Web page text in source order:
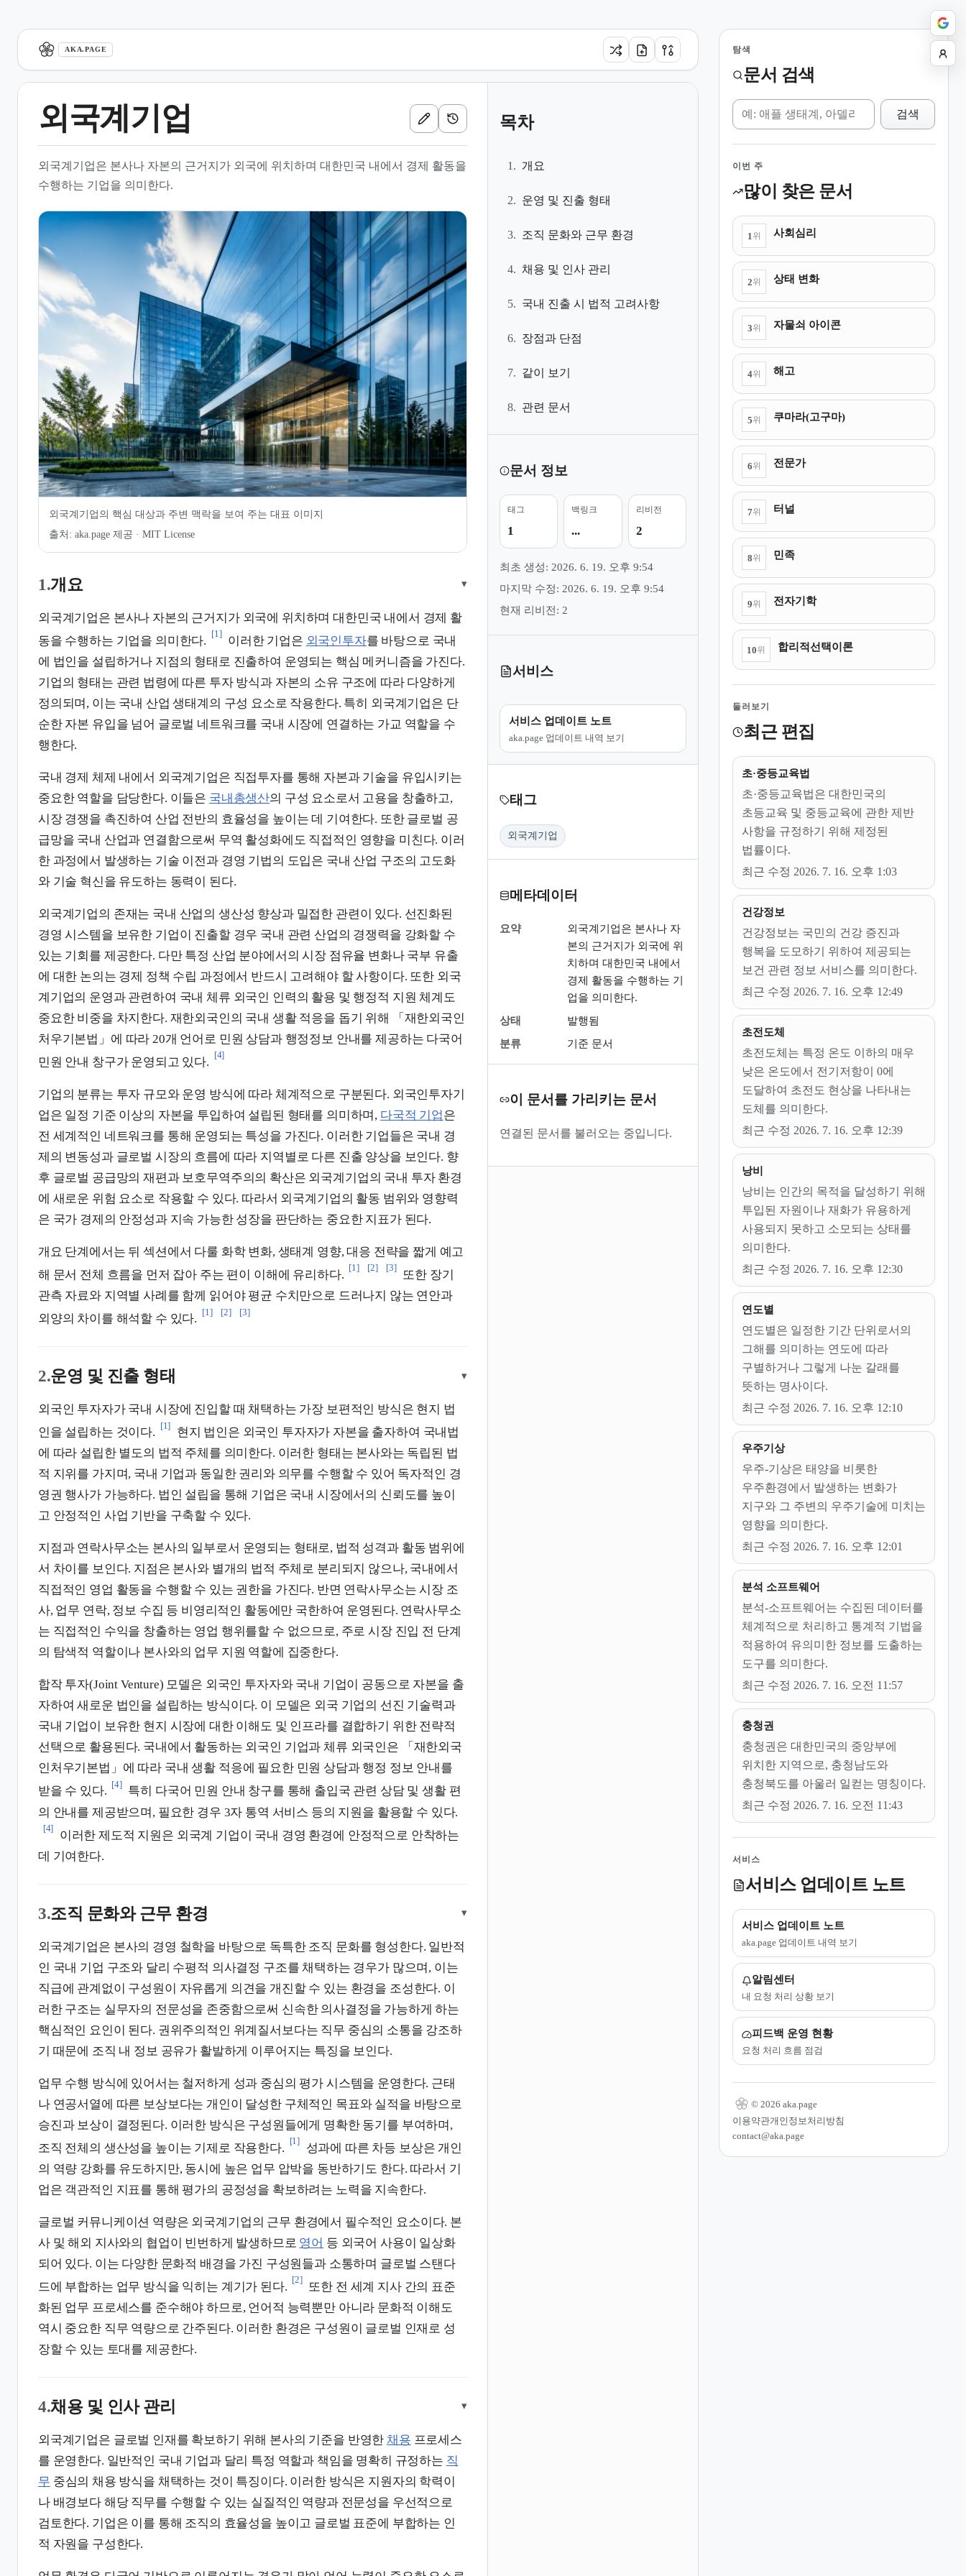
AKA.PAGE
외국계기업
외국계기업은 본사나 자본의 근거지가 외국에 위치하며 대한민국 내에서 경제 활동을
수행하는 기업을 의미한다.
외국계기업의 핵심 대상과 주변 맥락을 보여 주는 대표 이미지
출처: aka.page 제공 · MIT License
1.개요 ▾
외국계기업은 본사나 자본의 근거지가 외국에 위치하며 대한민국 내에서 경제 활
동을 수행하는 기업을 의미한다.
[1]
이러한 기업은 외국인투자를 바탕으로 국내
에 법인을 설립하거나 지점의 형태로 진출하여 운영되는 핵심 메커니즘을 가진다.
기업의 형태는 관련 법령에 따른 투자 방식과 자본의 소유 구조에 따라 다양하게
정의되며, 이는 국내 산업 생태계의 구성 요소로 작용한다. 특히 외국계기업은 단
순한 자본 유입을 넘어 글로벌 네트워크를 국내 시장에 연결하는 가교 역할을 수
행한다.
국내 경제 체제 내에서 외국계기업은 직접투자를 통해 자본과 기술을 유입시키는
중요한 역할을 담당한다. 이들은 국내총생산의 구성 요소로서 고용을 창출하고,
시장 경쟁을 촉진하여 산업 전반의 효율성을 높이는 데 기여한다. 또한 글로벌 공
급망을 국내 산업과 연결함으로써 무역 활성화에도 직접적인 영향을 미친다. 이러
한 과정에서 발생하는 기술 이전과 경영 기법의 도입은 국내 산업 구조의 고도화
와 기술 혁신을 유도하는 동력이 된다.
외국계기업의 존재는 국내 산업의 생산성 향상과 밀접한 관련이 있다. 선진화된
경영 시스템을 보유한 기업이 진출할 경우 국내 관련 산업의 경쟁력을 강화할 수
있는 기회를 제공한다. 다만 특정 산업 분야에서의 시장 점유율 변화나 국부 유출
에 대한 논의는 경제 정책 수립 과정에서 반드시 고려해야 할 사항이다. 또한 외국
계기업의 운영과 관련하여 국내 체류 외국인 인력의 활용 및 행정적 지원 체계도
중요한 비중을 차지한다. 재한외국인의 국내 생활 적응을 돕기 위해 「재한외국인
처우기본법」에 따라 20개 언어로 민원 상담과 행정정보 안내를 제공하는 다국어
민원 안내 창구가 운영되고 있다.
[4]
기업의 분류는 투자 규모와 운영 방식에 따라 체계적으로 구분된다. 외국인투자기
업은 일정 기준 이상의 자본을 투입하여 설립된 형태를 의미하며, 다국적 기업은
전 세계적인 네트워크를 통해 운영되는 특성을 가진다. 이러한 기업들은 국내 경
제의 변동성과 글로벌 시장의 흐름에 따라 지역별로 다른 진출 양상을 보인다. 향
후 글로벌 공급망의 재편과 보호무역주의의 확산은 외국계기업의 국내 투자 환경
에 새로운 위험 요소로 작용할 수 있다. 따라서 외국계기업의 활동 범위와 영향력
은 국가 경제의 안정성과 지속 가능한 성장을 판단하는 중요한 지표가 된다.
개요 단계에서는 뒤 섹션에서 다룰 화학 변화, 생태계 영향, 대응 전략을 짧게 예고
해 문서 전체 흐름을 먼저 잡아 주는 편이 이해에 유리하다.
[1] [2] [3]
또한 장기
관측 자료와 지역별 사례를 함께 읽어야 평균 수치만으로 드러나지 않는 연안과
외양의 차이를 해석할 수 있다.
[1] [2] [3]
2.운영 및 진출 형태 ▾
외국인 투자자가 국내 시장에 진입할 때 채택하는 가장 보편적인 방식은 현지 법
인을 설립하는 것이다.
[1]
현지 법인은 외국인 투자자가 자본을 출자하여 국내법
에 따라 설립한 별도의 법적 주체를 의미한다. 이러한 형태는 본사와는 독립된 법
적 지위를 가지며, 국내 기업과 동일한 권리와 의무를 수행할 수 있어 독자적인 경
영권 행사가 가능하다. 법인 설립을 통해 기업은 국내 시장에서의 신뢰도를 높이
고 안정적인 사업 기반을 구축할 수 있다.
지점과 연락사무소는 본사의 일부로서 운영되는 형태로, 법적 성격과 활동 범위에
서 차이를 보인다. 지점은 본사와 별개의 법적 주체로 분리되지 않으나, 국내에서
직접적인 영업 활동을 수행할 수 있는 권한을 가진다. 반면 연락사무소는 시장 조
사, 업무 연락, 정보 수집 등 비영리적인 활동에만 국한하여 운영된다. 연락사무소
는 직접적인 수익을 창출하는 영업 행위를할 수 없으므로, 주로 시장 진입 전 단계
의 탐색적 역할이나 본사와의 업무 지원 역할에 집중한다.
합작 투자(Joint Venture) 모델은 외국인 투자자와 국내 기업이 공동으로 자본을 출
자하여 새로운 법인을 설립하는 방식이다. 이 모델은 외국 기업의 선진 기술력과
국내 기업이 보유한 현지 시장에 대한 이해도 및 인프라를 결합하기 위한 전략적
선택으로 활용된다. 국내에서 활동하는 외국인 기업과 체류 외국인은 「재한외국
인처우기본법」에 따라 국내 생활 적응에 필요한 민원 상담과 행정 정보 안내를
받을 수 있다.
[4]
특히 다국어 민원 안내 창구를 통해 출입국 관련 상담 및 생활 편
의 안내를 제공받으며, 필요한 경우 3자 통역 서비스 등의 지원을 활용할 수 있다.
[4]
이러한 제도적 지원은 외국계 기업이 국내 경영 환경에 안정적으로 안착하는
데 기여한다.
3.조직 문화와 근무 환경 ▾
외국계기업은 본사의 경영 철학을 바탕으로 독특한 조직 문화를 형성한다. 일반적
인 국내 기업 구조와 달리 수평적 의사결정 구조를 채택하는 경우가 많으며, 이는
직급에 관계없이 구성원이 자유롭게 의견을 개진할 수 있는 환경을 조성한다. 이
러한 구조는 실무자의 전문성을 존중함으로써 신속한 의사결정을 가능하게 하는
핵심적인 요인이 된다. 권위주의적인 위계질서보다는 직무 중심의 소통을 강조하
기 때문에 조직 내 정보 공유가 활발하게 이루어지는 특징을 보인다.
업무 수행 방식에 있어서는 철저하게 성과 중심의 평가 시스템을 운영한다. 근태
나 연공서열에 따른 보상보다는 개인이 달성한 구체적인 목표와 실적을 바탕으로
승진과 보상이 결정된다. 이러한 방식은 구성원들에게 명확한 동기를 부여하며,
조직 전체의 생산성을 높이는 기제로 작용한다.
[1]
성과에 따른 차등 보상은 개인
의 역량 강화를 유도하지만, 동시에 높은 업무 압박을 동반하기도 한다. 따라서 기
업은 객관적인 지표를 통해 평가의 공정성을 확보하려는 노력을 지속한다.
글로벌 커뮤니케이션 역량은 외국계기업의 근무 환경에서 필수적인 요소이다. 본
사 및 해외 지사와의 협업이 빈번하게 발생하므로 영어 등 외국어 사용이 일상화
되어 있다. 이는 다양한 문화적 배경을 가진 구성원들과 소통하며 글로벌 스탠다
드에 부합하는 업무 방식을 익히는 계기가 된다.
[2]
또한 전 세계 지사 간의 표준
화된 업무 프로세스를 준수해야 하므로, 언어적 능력뿐만 아니라 문화적 이해도
역시 중요한 직무 역량으로 간주된다. 이러한 환경은 구성원이 글로벌 인재로 성
장할 수 있는 토대를 제공한다.
4.채용 및 인사 관리 ▾
외국계기업은 글로벌 인재를 확보하기 위해 본사의 기준을 반영한채용 프로세스
를 운영한다. 일반적인 국내 기업과 달리 특정 역할과 책임을 명확히 규정하는 직
무 중심의 채용 방식을 채택하는 것이 특징이다. 이러한 방식은 지원자의 학력이
나 배경보다 해당 직무를 수행할 수 있는 실질적인 역량과 전문성을 우선적으로
검토한다. 기업은 이를 통해 조직의 효율성을 높이고 글로벌 표준에 부합하는 인
적 자원을 구성한다.
목차
1. 개요
2. 운영 및 진출 형태
3. 조직 문화와 근무 환경
4. 채용 및 인사 관리
5. 국내 진출 시 법적 고려사항
6. 장점과 단점
7. 같이 보기
8. 관련 문서
문서 정보
태그
1
백링크
...
리비전
2
최초 생성: 2026. 6. 19. 오후 9:54
마지막 수정: 2026. 6. 19. 오후 9:54
현재 리비전: 2
서비스
서비스 업데이트 노트
aka.page 업데이트 내역 보기
태그
외국계기업
메타데이터
요약
외국계기업은 본사나 자
본의 근거지가 외국에 위
치하며 대한민국 내에서
경제 활동을 수행하는 기
업을 의미한다.
상태
발행됨
분류
기준 문서
이 문서를 가리키는 문서
연결된 문서를 불러오는 중입니다.
개요
운영 및 진출 형태
조직 문화와 근무 환경
채용 및 인사 관리
국내 진출 시 법적 고려사항
장점과 단점
같이 보기
관련 문서
탐색
문서 검색
위키 검색
검색
이번 주
많이 찾은 문서
1 위 사회심리
2위 상태 변화
3위 자물쇠 아이콘
4위 해고
5위 쿠마라(고구마)
6위 전문가
7위 터널
8위 민족
9위 전자기학
10위 합리적선택이론
둘러보기
최근 편집
초·중등교육법
초·중등교육법은 대한민국의
초등교육 및 중등교육에 관한 제반
사항을 규정하기 위해 제정된
법률이다.
최근 수정 2026. 7. 16. 오후 1:03
건강정보
건강정보는 국민의 건강 증진과
행복을 도모하기 위하여 제공되는
보건 관련 정보 서비스를 의미한다.
최근 수정 2026. 7. 16. 오후 12:49
초전도체
초전도체는 특정 온도 이하의 매우
낮은 온도에서 전기저항이 0에
도달하여 초전도 현상을 나타내는
도체를 의미한다.
최근 수정 2026. 7. 16. 오후 12:39
낭비
낭비는 인간의 목적을 달성하기 위해
투입된 자원이나 재화가 유용하게
사용되지 못하고 소모되는 상태를
의미한다.
최근 수정 2026. 7. 16. 오후 12:30
연도별
연도별은 일정한 기간 단위로서의
그해를 의미하는 연도에 따라
구별하거나 그렇게 나눈 갈래를
뜻하는 명사이다.
최근 수정 2026. 7. 16. 오후 12:10
우주기상
우주-기상은 태양을 비롯한
우주환경에서 발생하는 변화가
지구와 그 주변의 우주기술에 미치는
영향을 의미한다.
최근 수정 2026. 7. 16. 오후 12:01
분석 소프트웨어
분석-소프트웨어는 수집된 데이터를
체계적으로 처리하고 통계적 기법을
적용하여 유의미한 정보를 도출하는
도구를 의미한다.
최근 수정 2026. 7. 16. 오전 11:57
충청권
충청권은 대한민국의 중앙부에
위치한 지역으로, 충청남도와
충청북도를 아울러 일컫는 명칭이다.
최근 수정 2026. 7. 16. 오전 11:43
서비스
서비스 업데이트 노트
서비스 업데이트 노트
aka.page 업데이트 내역 보기
알림센터
내 요청 처리 상황 보기
피드백 운영 현황
요청 처리 흐름 점검
© 2026 aka.page
이용약관개인정보처리방침
contact@aka.page